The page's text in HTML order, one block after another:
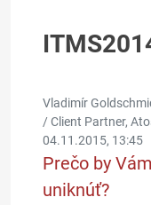
Vladimír
/ Client Partner,
04.11.2015, 13:45
Prečo by
uniknúť?